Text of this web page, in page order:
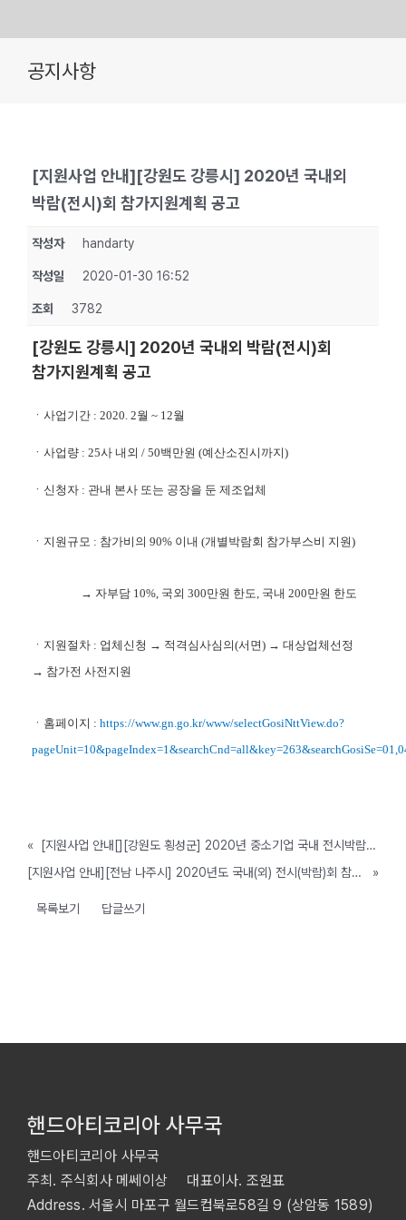
공지사항
[지원사업 안내][강원도 강릉시] 2020년 국내외
박람(전시)회 참가지원계획 공고
작성자 handarty
작성일 2020-01-30 16:52
조회 3782
[강원도 강릉시] 2020년 국내외 박람(전시)회
참가지원계획 공고
ㆍ사업기간 : 2020. 2월 ~ 12월
ㆍ사업량 : 25사 내외 / 50백만원 (예산소진시까지)
ㆍ신청자 : 관내 본사 또는 공장을 둔 제조업체
ㆍ지원규모 : 참가비의 90% 이내 (개별박람회 참가부스비 지원)
→ 자부담 10%, 국외 300만원 한도, 국내 200만원 한도
ㆍ지원절차 : 업체신청 → 적격심사심의(서면) → 대상업체선정
→ 참가전 사전지원
ㆍ홈페이지 : https://www.gn.go.kr/www/selectGosiNttView.do?
«
[지원사업 안내[][강원도 횡성군] 2020년 중소기업 국내 전시박람회 참가지원 계획 공고
[지원사업 안내][전남 나주시] 2020년도 국내(외) 전시(박람)회 참가 중소기업 지원사업 공고
»
목록보기 답글쓰기
핸드아티코리아 사무국
핸드아티코리아 사무국
주최. 주식회사 메쎄이상 대표이사. 조원표
Address. 서울시 마포구 월드컵북로58길 9 (상암동 1589)